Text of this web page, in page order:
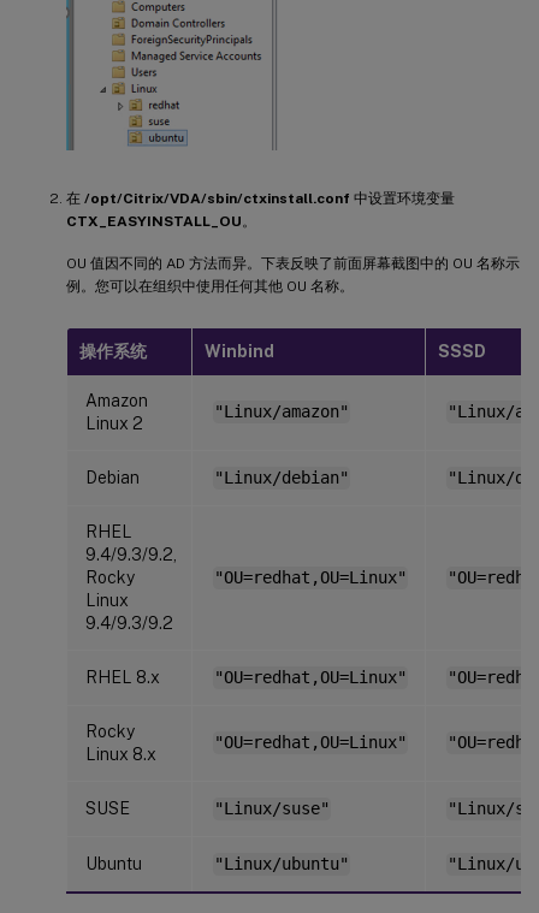
在 /opt/Citrix/VDA/sbin/ctxinstall.conf 中设置环境变量
CTX_EASYINSTALL_OU。
OU 值因不同的 AD 方法而异。下表反映了前面屏幕截图中的 OU 名称示
例。您可以在组织中使用任何其他 OU 名称。
操作系统 Winbind SSSD
Amazon
Linux 2
"Linux/amazon" "Linux/
Debian "Linux/debian" "Linux/
RHEL
9.4/9.3/9.2,
Rocky
Linux
9.4/9.3/9.2
"OU=redhat,OU=Linux"
RHEL 8.x "OU=redhat,OU=Linux"
Rocky
Linux 8.x
"OU=redhat,OU=Linux"
SUSE "Linux/suse" "Linux/
Ubuntu "Linux/ubuntu" "Linux/